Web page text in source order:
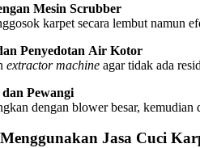
Mesin Scrubber
karpet secara lembut namun
Penyedotan Air Kotor
extractor machine agar tidak ada
Pewangi
dengan blower besar,
Jasa Cuci